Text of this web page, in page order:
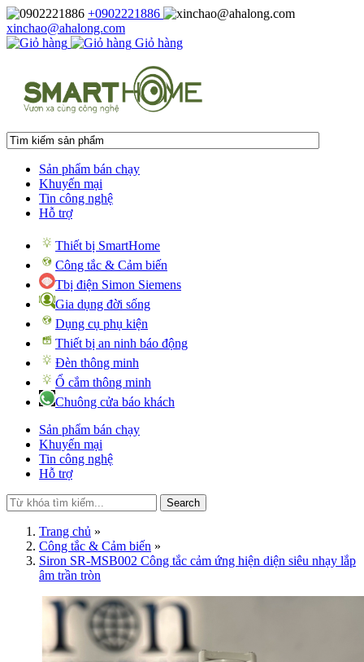
+0902221886
xinchao@ahalong.com
Giỏ hàng
Sản phẩm bán chạy
Khuyến mại
Tin công nghệ
Hỗ trợ
Thiết bị SmartHome
Công tắc & Cảm biến
Tbị điện Simon Siemens
Gia dụng đời sống
Dụng cụ phụ kiện
Thiết bị an ninh báo động
Đèn thông minh
Ổ cắm thông minh
Chuông cửa báo khách
Sản phẩm bán chạy
Khuyến mại
Tin công nghệ
Hỗ trợ
Search
Trang chủ »
Công tắc & Cảm biến »
Siron SR-MSB002 Công tắc cảm ứng hiện diện siêu nhạy lắp
âm trần tròn